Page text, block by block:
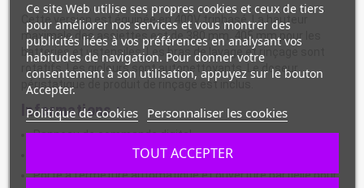
Cette version est équipée en 400V triphasé. La hauteur
maximale des assiettes est de 380 mm, 405 mm pour les
batteries et ustensiles. Les bras de lavage et rinçage sont
rotatifs. Les gicleurs sont autonettoyants. Le doseur
péristatique de produit de rinçage est inclus.
Informations :
Panneau de commande digital
Affichage de température cuve et boiler
Porte à fermeture automatique et ouverture partielle pour
Ce site Web utilise ses propres cookies et ceux de tiers
pour améliorer nos services et vous montrer des
publicités liées à vos préférences en analysant vos
habitudes de navigation. Pour donner votre
consentement à son utilisation, appuyez sur le bouton
Accepter.
Politique de cookies Personnaliser les cookies
TOUT ACCEPTER